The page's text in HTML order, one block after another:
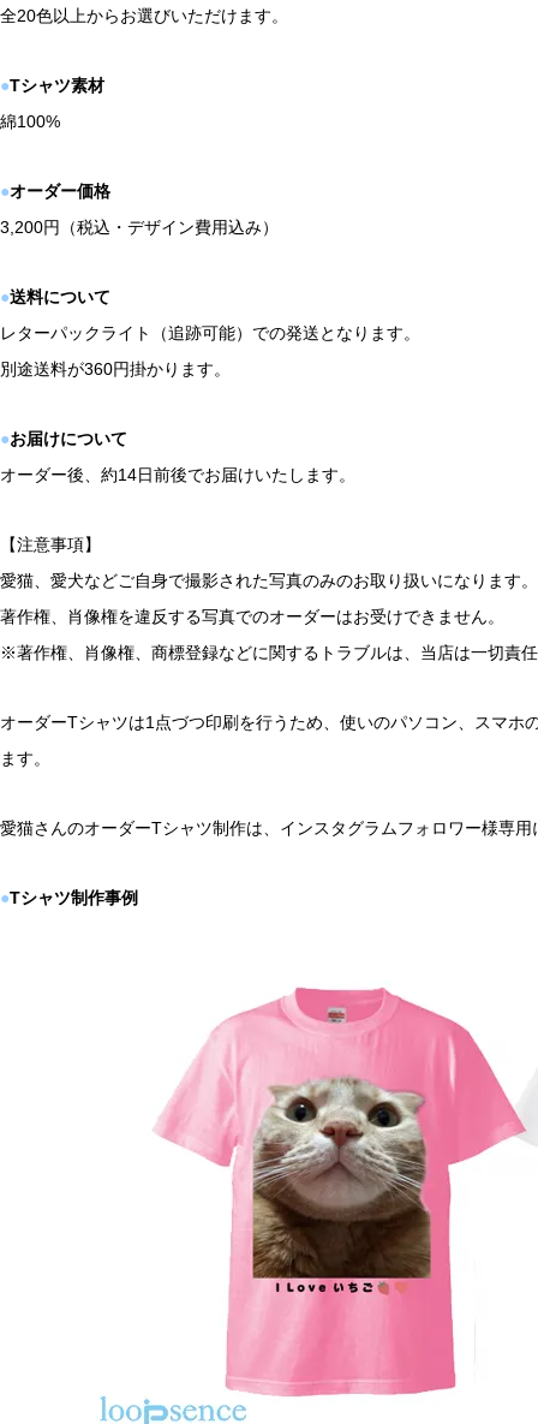
全20色以上からお選びいただけます。
●Tシャツ素材
綿100%
●オーダー価格
3,200円（税込・デザイン費用込み）
●送料について
レターパックライト（追跡可能）での発送となります。
別途送料が360円掛かります。
●お届けについて
オーダー後、約14日前後でお届けいたします。
【注意事項】
愛猫、愛犬などご自身で撮影された写真のみのお取り扱いになります。
著作権、肖像権を違反する写真でのオーダーはお受けできません。
※著作権、肖像権、商標登録などに関するトラブルは、当店は一切責
オーダーTシャツは1点づつ印刷を行うため、使いのパソコン、スマ
ます。
愛猫さんのオーダーTシャツ制作は、インスタグラムフォロワー様専用
●Tシャツ制作事例